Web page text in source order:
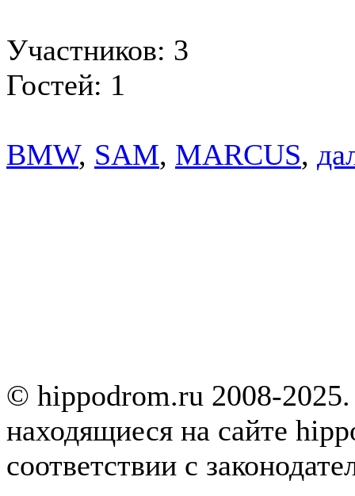
Участников: 3
Гостей: 1
BMW, SAM, MARCUS,
© hippodrom.ru 2008-
находящиеся на сайте
соответствии с